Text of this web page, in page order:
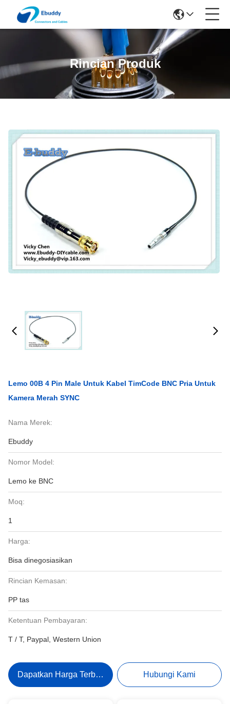
Rincian Produk
Lemo 00B 4 Pin Male Untuk Kabel TimCode BNC Pria Untuk
Kamera Merah SYNC
Nama Merek:
Ebuddy
Nomor Model:
Lemo ke BNC
Moq:
1
Harga:
Bisa dinegosiasikan
Rincian Kemasan:
PP tas
Ketentuan Pembayaran:
T / T, Paypal, Western Union
Dapatkan Harga Terbaik Hubungi Kami